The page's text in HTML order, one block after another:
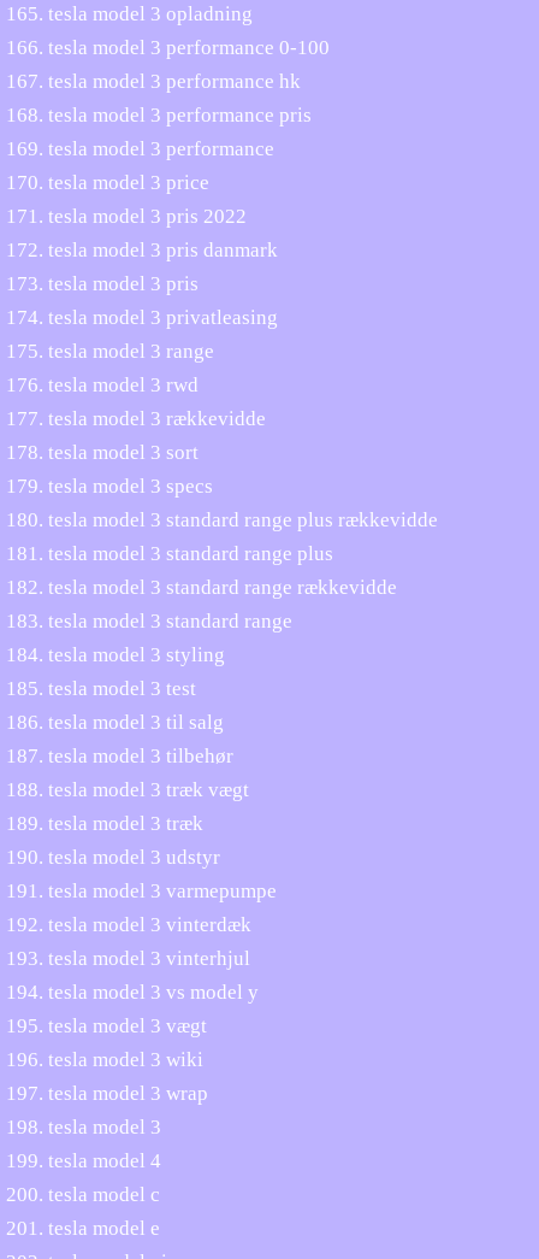
tesla model 3 opladning
tesla model 3 performance 0-100
tesla model 3 performance hk
tesla model 3 performance pris
tesla model 3 performance
tesla model 3 price
tesla model 3 pris 2022
tesla model 3 pris danmark
tesla model 3 pris
tesla model 3 privatleasing
tesla model 3 range
tesla model 3 rwd
tesla model 3 rækkevidde
tesla model 3 sort
tesla model 3 specs
tesla model 3 standard range plus rækkevidde
tesla model 3 standard range plus
tesla model 3 standard range rækkevidde
tesla model 3 standard range
tesla model 3 styling
tesla model 3 test
tesla model 3 til salg
tesla model 3 tilbehør
tesla model 3 træk vægt
tesla model 3 træk
tesla model 3 udstyr
tesla model 3 varmepumpe
tesla model 3 vinterdæk
tesla model 3 vinterhjul
tesla model 3 vs model y
tesla model 3 vægt
tesla model 3 wiki
tesla model 3 wrap
tesla model 3
tesla model 4
tesla model c
tesla model e